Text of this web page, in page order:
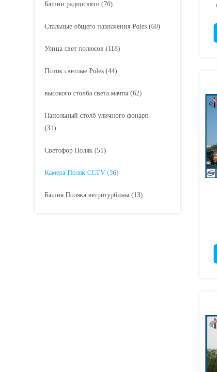
Башни радиосвязи (70)
Стальные общего назначения Poles (60)
Улица свет полюсов (118)
Поток светлые Poles (44)
высокого столба света мачты (62)
Напольный столб уличного фонаря
(31)
Светофор Поляк (51)
Камера Поляк CCTV (36)
Башня Поляка ветротурбины (13)